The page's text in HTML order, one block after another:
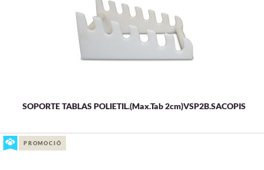
SOPORTE TABLAS POLIETIL.(Max.Tab 2cm)VSP2B.SACOPIS
PROMOCIÓ